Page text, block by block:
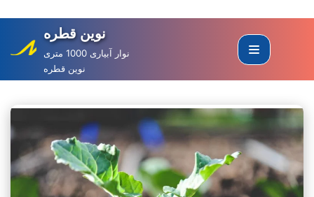
to
content
نوین قطره
نوار آبیاری 1000 متری
نوین قطره